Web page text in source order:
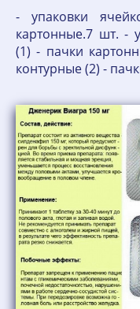
- упаковки
картонные.7 шт. -
(1) - пачки
контурные (2) -